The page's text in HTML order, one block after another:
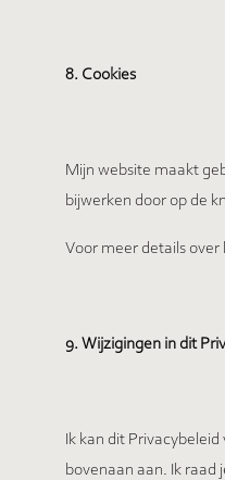
8. Cookies
Mijn website maakt
bijwerken door op de
Voor meer details over
9. Wijzigingen in dit
Ik kan dit
bovenaan aan. Ik